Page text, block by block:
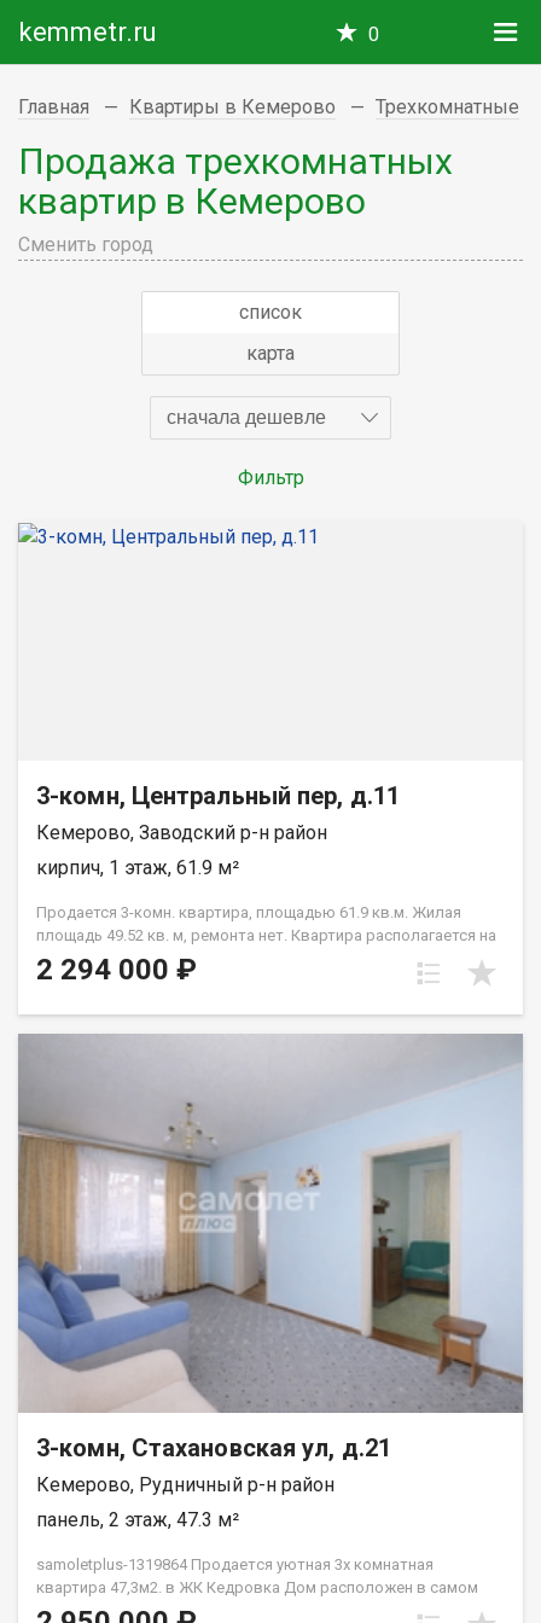
kemmetr.ru 0
Главная Квартиры в Кемерово Трехкомнатные
Продажа трехкомнатных
квартир в Кемерово
Сменить город
список
карта
сначала дешевле
Фильтр
3-комн, Центральный пер, д.11
Кемерово, Заводский р-н район
кирпич, 1 этаж, 61.9 м²
Продается 3-комн. квартира, площадью 61.9 кв.м. Жилая
площадь 49.52 кв. м, ремонта нет. Квартира располагается на
1 этаже 3-этажного кирпичного дома 1980 года постройки.
Отдел продаж
2 294 000 ₽
3-комн, Стахановская ул, д.21
Кемерово, Рудничный р-н район
панель, 2 этаж, 47.3 м²
samoletplus-1319864 Продaeтcя уютнaя 3х кoмнатная
квартиpа 47,3м2. в ЖК Кедровка Дoм pасположен в caмoм
cepдце ж.р. Кедровка. Во дворе дома расположен детский